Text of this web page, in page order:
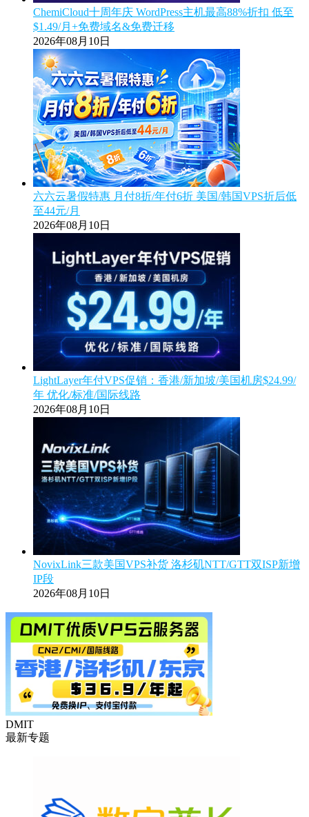
ChemiCloud十周年庆 WordPress主机最高88%折扣 低至
$1.49/月+免费域名&免费迁移
2026年08月10日
六六云暑假特惠 月付8折/年付6折 美国/韩国VPS折后低
至44元/月
2026年08月10日
LightLayer年付VPS促销：香港/新加坡/美国机房$24.99/
年 优化/标准/国际线路
2026年08月10日
NovixLink三款美国VPS补货 洛杉矶NTT/GTT双ISP新增
IP段
2026年08月10日
DMIT
最新专题